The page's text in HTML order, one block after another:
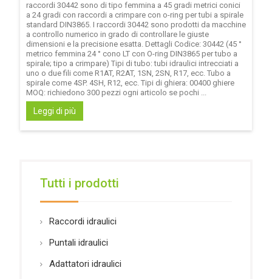
raccordi 30442 sono di tipo femmina a 45 gradi metrici conici
a 24 gradi con raccordi a crimpare con o-ring per tubi a spirale
standard DIN3865. I raccordi 30442 sono prodotti da macchine
a controllo numerico in grado di controllare le giuste
dimensioni e la precisione esatta. Dettagli Codice: 30442 (45 °
metrico femmina 24 ° cono LT con O-ring DIN3865 per tubo a
spirale; tipo a crimpare) Tipi di tubo: tubi idraulici intrecciati a
uno o due fili come R1AT, R2AT, 1SN, 2SN, R17, ecc. Tubo a
spirale come 4SP. 4SH, R12, ecc. Tipi di ghiera: 00400 ghiere
MOQ: richiedono 300 pezzi ogni articolo se pochi ...
Leggi di più
Tutti i prodotti
Raccordi idraulici
Puntali idraulici
Adattatori idraulici